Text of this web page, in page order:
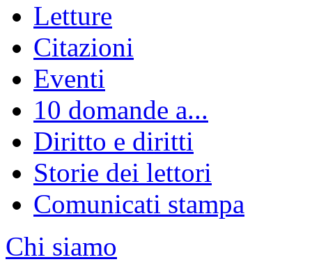
Letture
Citazioni
Eventi
10 domande a...
Diritto e diritti
Storie dei lettori
Comunicati stampa
Chi siamo